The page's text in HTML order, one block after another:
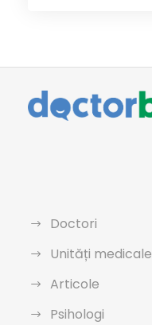
Doctori
Unități medicale
Articole
Psihologi